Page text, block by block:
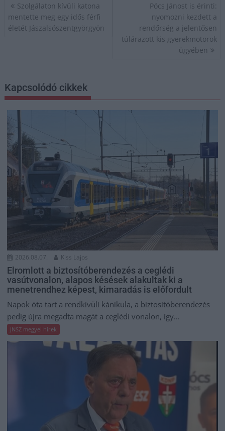
navigáció
Szolgálaton kívüli katona
mentette meg egy idős férfi
életét Jászalsószentgyörgyön
Pócs Jánost is érinti:
nyomozni kezdett a
rendőrség a jelentősen
túlárazott kis gyerekmotorok
ügyében
Kapcsolódó cikkek
2026.08.07. Kiss Lajos
Elromlott a biztosítóberendezés a ceglédi
vasútvonalon, alapos késések alakultak ki a
menetrendhez képest, kimaradás is előfordult
Napok óta tart a rendkívüli kánikula, a biztosítóberendezés
pedig újra megadta magát a ceglédi vonalon, így...
JNSZ megyei hírek